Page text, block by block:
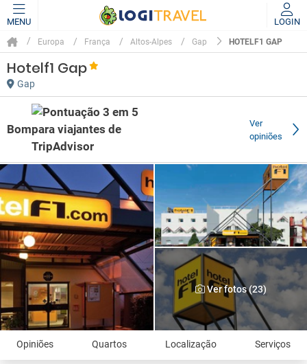
MENU LOGIN
Europa França Altos-Alpes Gap HOTELF1 GAP
Hotelf1 Gap
Gap
Bom
Ver
opiniões
Ver fotos (23)
Opiniões Quartos Localização Serviços